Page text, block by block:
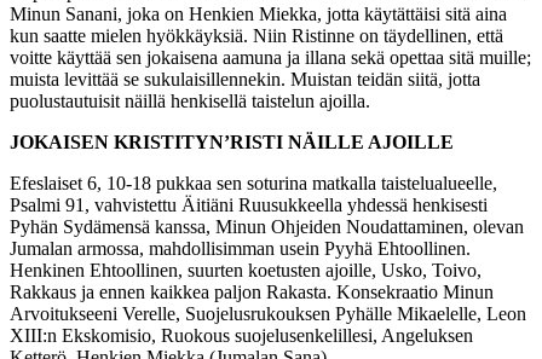
Minun Sanani, joka on Henkien Miekka, jotta käytättäisi sitä aina
kun saatte mielen hyökkäyksiä. Niin Ristinne on täydellinen, että
voitte käyttää sen jokaisena aamuna ja illana sekä opettaa sitä muille;
muista levittää se sukulaisillennekin. Muistan teidän siitä, jotta
puolustautuisit näillä henkisellä taistelun ajoilla.
JOKAISEN KRISTITYN’RISTI NÄILLE AJOILLE
Efeslaiset 6, 10-18 pukkaa sen soturina matkalla taistelualueelle,
Psalmi 91, vahvistettu Äitiäni Ruusukkeella yhdessä henkisesti
Pyhän Sydämensä kanssa, Minun Ohjeiden Noudattaminen, olevan
Jumalan armossa, mahdollisimman usein Pyyhä Ehtoollinen.
Henkinen Ehtoollinen, suurten koetusten ajoille, Usko, Toivo,
Rakkaus ja ennen kaikkea paljon Rakasta. Konsekraatio Minun
Arvoitukseeni Verelle, Suojelusrukouksen Pyhälle Mikaelelle, Leon
XIII:n Ekskomisio, Ruokous suojelusenkelillesi, Angeluksen